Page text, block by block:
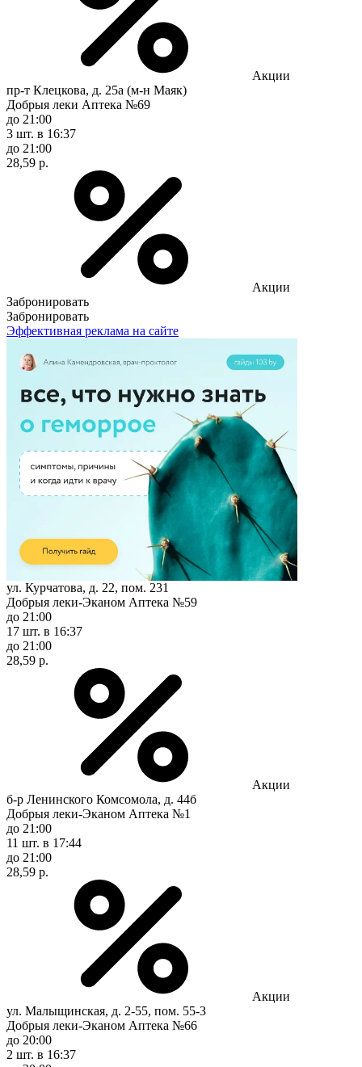
Акции
пр-т Клецкова, д. 25а (м-н Маяк)
Добрыя леки Аптека №69
до 21:00
3 шт. в 16:37
до 21:00
28,59 р.
Акции
Забронировать
Забронировать
Эффективная реклама на сайте
ул. Курчатова, д. 22, пом. 231
Добрыя леки-Эканом Аптека №59
до 21:00
17 шт. в 16:37
до 21:00
28,59 р.
Акции
б-р Ленинского Комсомола, д. 44б
Добрыя леки-Эканом Аптека №1
до 21:00
11 шт. в 17:44
до 21:00
28,59 р.
Акции
ул. Малыщинская, д. 2-55, пом. 55-3
Добрыя леки-Эканом Аптека №66
до 20:00
2 шт. в 16:37